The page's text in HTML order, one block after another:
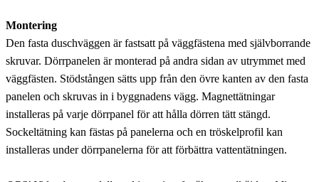
Montering
Den fasta duschväggen är fastsatt på väggfästena med självborrande
skruvar. Dörrpanelen är monterad på andra sidan av utrymmet med
väggfästen. Stödstången sätts upp från den övre kanten av den fasta
panelen och skruvas in i byggnadens vägg. Magnettätningar
installeras på varje dörrpanel för att hålla dörren tätt stängd.
Sockeltätning kan fästas på panelerna och en tröskelprofil kan
installeras under dörrpanelerna för att förbättra vattentätningen.